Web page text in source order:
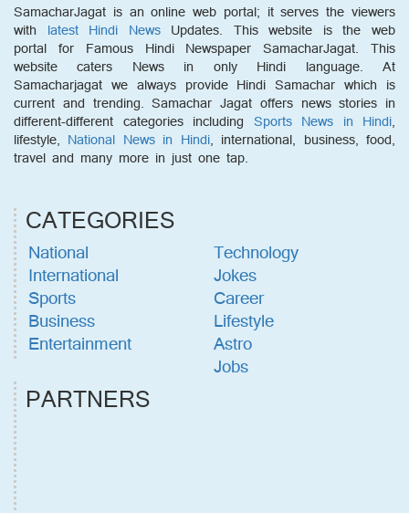
SamacharJagat is an online web portal; it serves the viewers
with latest Hindi NewsUpdates. This website is the web
portal for Famous Hindi Newspaper SamacharJagat. This
website caters News in only Hindi language. At
Samacharjagat we always provide Hindi Samachar which is
current and trending. Samachar Jagat offers news stories in
different-different categories including Sports News in Hindi,
lifestyle, National News in Hindi, international, business, food,
travel and many more in just one tap.
CATEGORIES
National
International
Sports
Business
Entertainment
Technology
Jokes
Career
Lifestyle
Astro
Jobs
PARTNERS